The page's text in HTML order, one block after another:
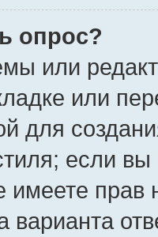
опрос?
или
или
для
если
прав
варианта